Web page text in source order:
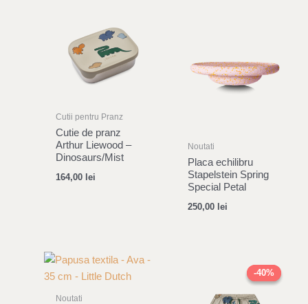
Cutii pentru Pranz
Cutie de pranz
Arthur Liewood –
Dinosaurs/Mist
164,00 lei
Noutati
Placa echilibru
Stapelstein Spring
Special Petal
250,00 lei
Noutati
-40%
-40%
price
was:
174,00 lei.
price
is: